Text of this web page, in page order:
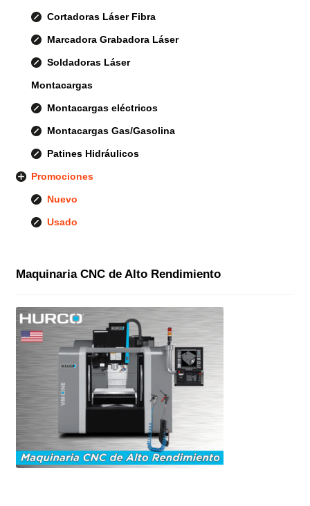
Cortadoras Láser Fibra
Marcadora Grabadora Láser
Soldadoras Láser
Montacargas
Montacargas eléctricos
Montacargas Gas/Gasolina
Patines Hidráulicos
Promociones
Nuevo
Usado
Maquinaria CNC de Alto Rendimiento